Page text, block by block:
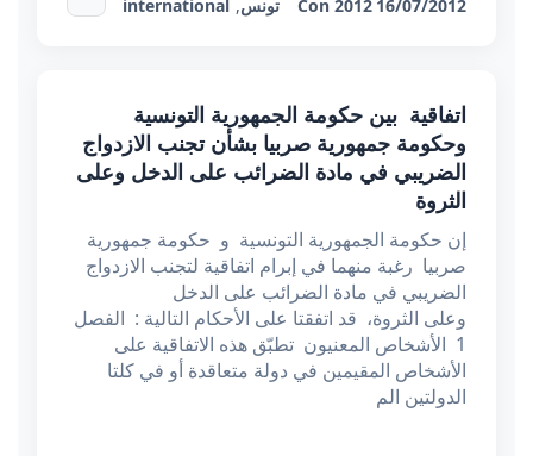
16/07/2012
Con 2012
تونس,
international
اتفاقية بين حكومة الجمهورية التونسية
وحكومة جمهورية صربيا بشأن تجنب الازدواج
الضريبي في مادة الضرائب على الدخل وعلى
الثروة
إن حكومة الجمهورية التونسية و حكومة جمهورية
صربيا رغبة منهما في إبرام اتفاقية لتجنب الازدواج
الضريبي في مادة الضرائب على الدخل
وعلى الثروة، قد اتفقتا على الأحكام التالية : الفصل
1 الأشخاص المعنيون تطبّق هذه الاتفاقية على
الأشخاص المقيمين في دولة متعاقدة أو في كلتا
الدولتين الم